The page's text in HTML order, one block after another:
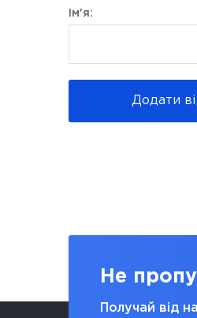
Ім'я:
Додати
Не
Получай від